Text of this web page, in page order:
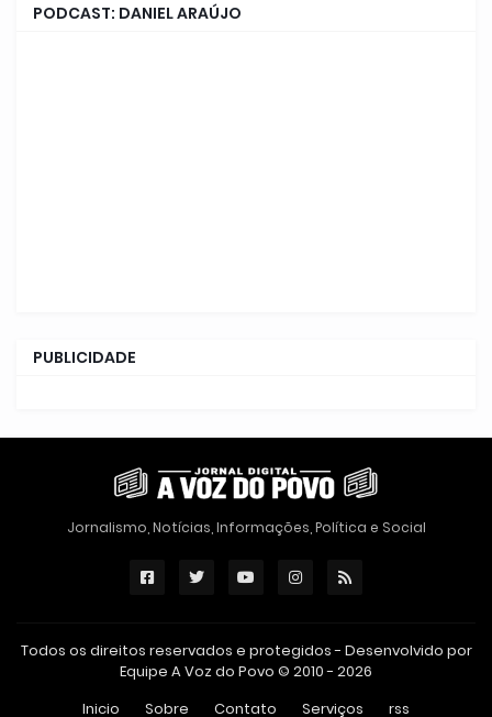
PODCAST: DANIEL ARAÚJO
PUBLICIDADE
Jornalismo, Notícias, Informações, Política e Social
Todos os direitos reservados e protegidos - Desenvolvido por
Equipe A Voz do Povo © 2010 - 2026
Inicio
Sobre Contato Serviços rss